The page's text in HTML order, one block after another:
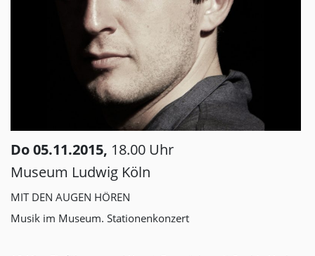
Do 05.11.2015, 18.00 Uhr
Museum Ludwig Köln
MIT DEN AUGEN HÖREN
Musik im Museum. Stationenkonzert